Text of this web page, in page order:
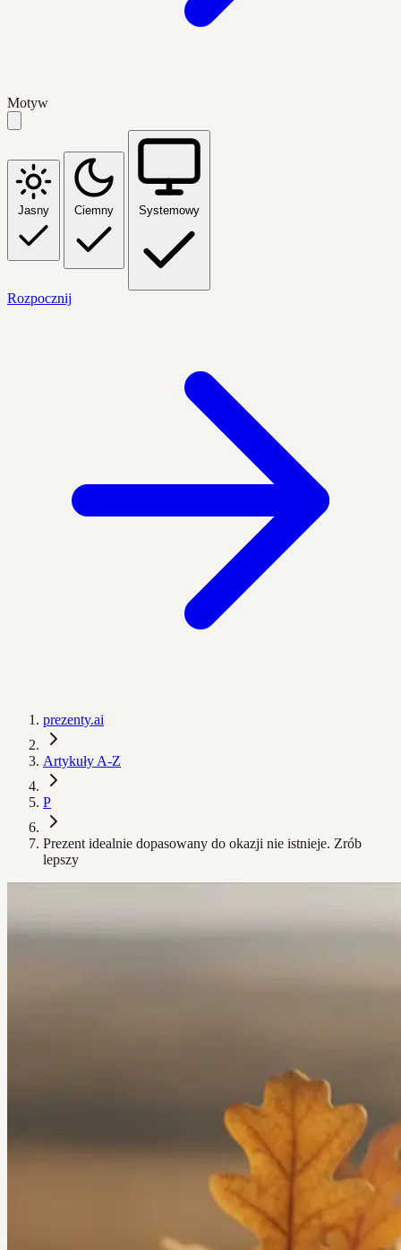
Motyw
Jasny Ciemny Systemowy
Rozpocznij
prezenty.ai
Artykuły A-Z
P
Prezent idealnie dopasowany do okazji nie istnieje. Zrób
lepszy